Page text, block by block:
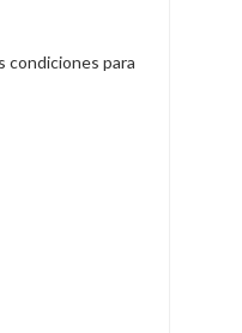
condiciones para